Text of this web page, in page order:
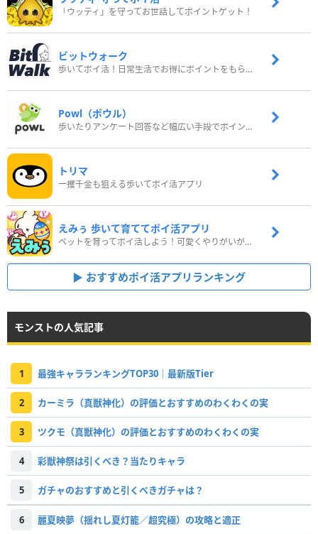
「ウッディ」を守ってお世話してポイントゲット！
ビットウォーク
歩いてポイ活！日常生活でお得にポイントをもらおう
Powl（ポウル）
歩いたりアンケート回答など幅広い手段でポイントをゲット
トリマ
一攫千金も狙える歩いてポイ活アプリ
えみぅ 歩いて育ててポイ活アプリ
ペットを育ってポイ活しよう！可愛くやりがいがある新感覚アプリ
おすすめポイ活アプリランキング
モンストの人気記事
1 最強キャラランキングTOP30｜最新版Tier
2 カーミラ（真獣神化）の評価とおすすめのわくわくの実
3 ツクモ（真獣神化）の評価とおすすめのわくわくの実
4 彩獣神祭は引くべき？当たりキャラ
5 ガチャのおすすめと引くべきガチャは？
6 麗夏映夢（揺れし夏灯籠／超究極）の攻略と適正